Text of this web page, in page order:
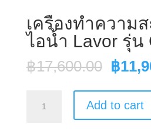
เครื่องทำความ
ไอน้ำ Lavor รุ่น
฿17,600.00
was:
฿
฿
Add to cart